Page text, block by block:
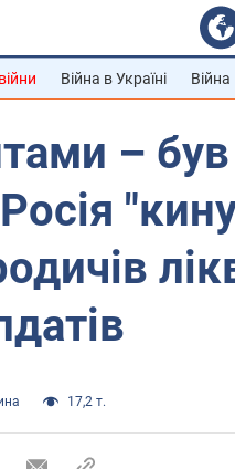
Війна в Україні Війна
–
17,2 т.